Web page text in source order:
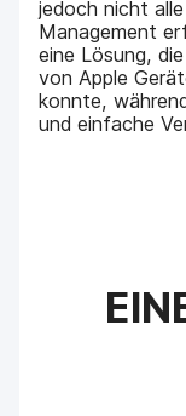
jedoch nicht
Management
eine Lösung,
von Apple
konnte,
und einfache